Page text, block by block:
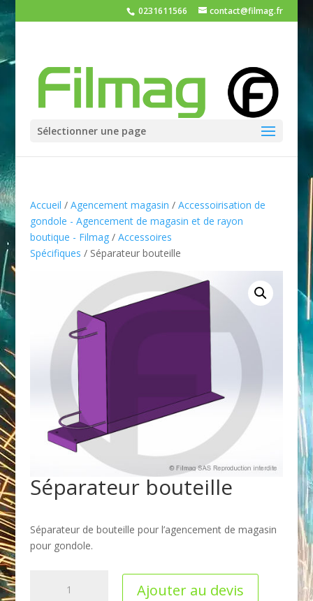
0231611566 contact@filmag.fr
Sélectionner une page
Accueil / Agencement magasin / Accessoirisation de
gondole - Agencement de magasin et de rayon
boutique - Filmag/ Accessoires
Spécifiques / Séparateur bouteille
Séparateur bouteille
Séparateur de bouteille pour l’agencement de magasin
pour gondole.
Ajouter au devis